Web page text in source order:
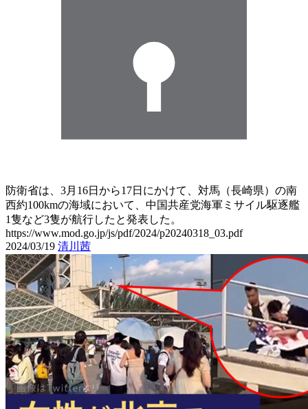
防衛省は、3月16日から17日にかけて、対馬（長崎県）の南
西約100kmの海域において、中国共産党海軍ミサイル駆逐艦
1隻など3隻が航行したと発表した。
https://www.mod.go.jp/js/pdf/2024/p20240318_03.pdf
2024/03/19 清川茜